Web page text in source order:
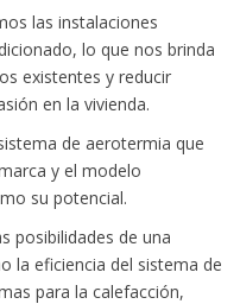
las instalaciones
lo que nos brinda
existentes y reducir
en la vivienda.
de aerotermia que
y el modelo
su potencial.
posibilidades de una
la eficiencia del sistema de
para la calefacción,